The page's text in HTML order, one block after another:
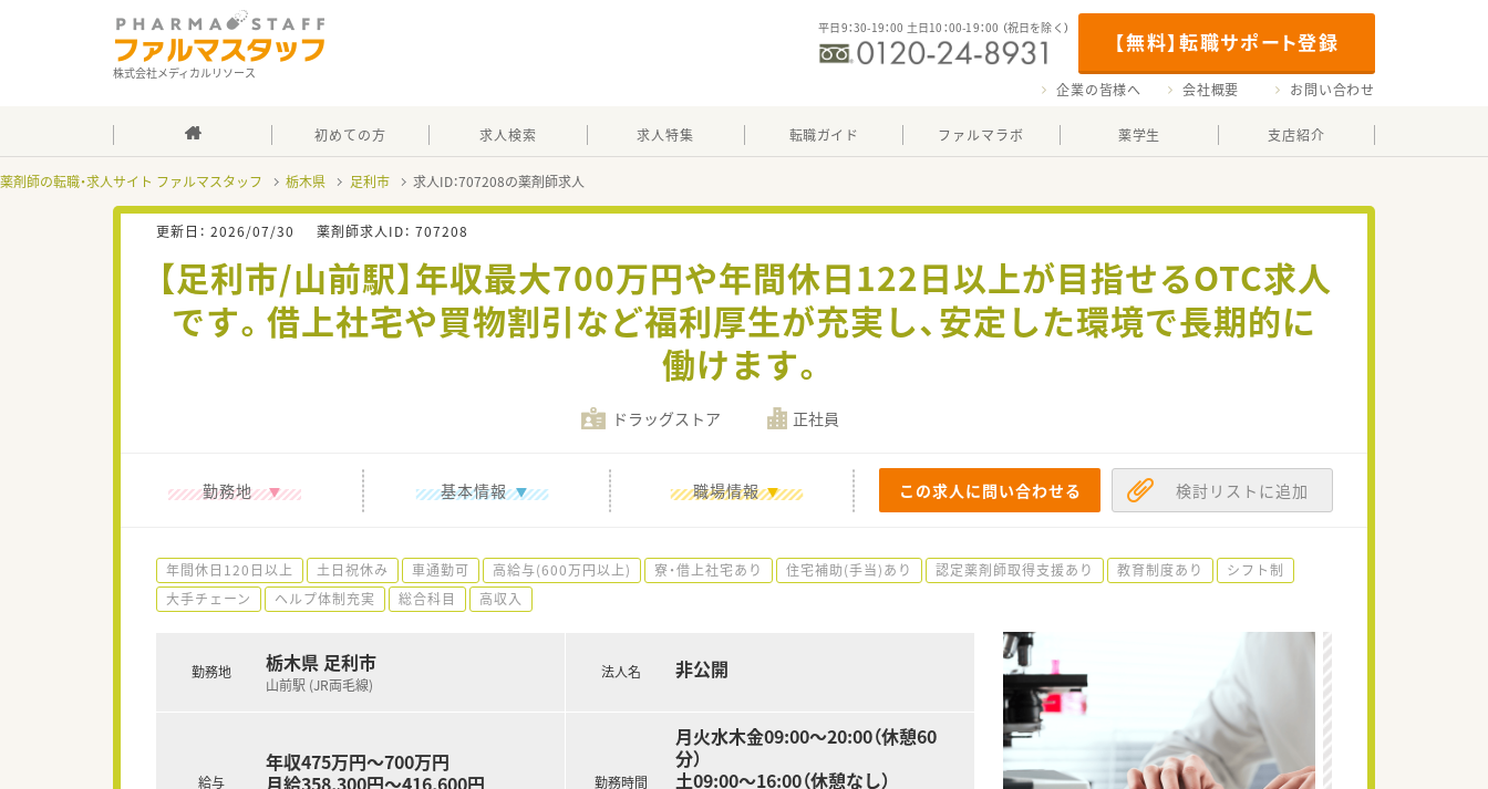
株式会社メディカルリソース
【無料】転職サポート登録
平日9：30-19：00 土日10：00-19：00 （祝日を除く）
企業の皆様へ 会社概要 お問い合わせ
初めての方 求人検索 求人特集 転職ガイド ファルマラボ 薬学生 支店紹介
薬剤師の転職・求人サイト ファルマスタッフ 栃木県 足利市 求人ID：707208の薬剤師求人
更新日： 2026/07/30 薬剤師求人ID： 707208
【足利市/山前駅】年収最大700万円や年間休日122日以上が目指せるOTC求人
です。借上社宅や買物割引など福利厚生が充実し、安定した環境で長期的に
働けます。
ドラッグストア 正社員
勤務地 基本情報 職場情報 この求人に問い合わせる 検討リストに追加
年間休日120日以上 土日祝休み 車通勤可 高給与(600万円以上) 寮・借上社宅あり 住宅補助(手当)あり 認定薬剤師取得支援あり 教育制度あり
シフト制
大手チェーン
ヘルプ体制充実 総合科目 高収入
勤務地 栃木県 足利市
山前駅 (JR両毛線)
給与
年収475万円～700万円
月給358,300円～416,600円
法人名 非公開
勤務時間
月火水木金09:00～20:00（休憩60
分）
土09:00～16:00（休憩なし）